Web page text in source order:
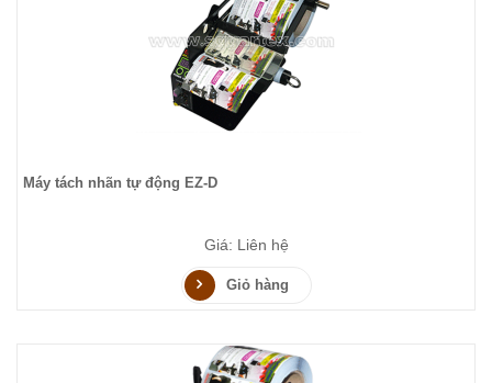
Máy tách nhãn tự động EZ-D
Giá: Liên hệ
Giỏ hàng